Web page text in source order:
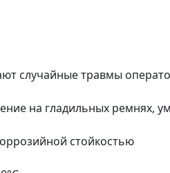
случайные травмы
на гладильных ремнях,
стойкостью